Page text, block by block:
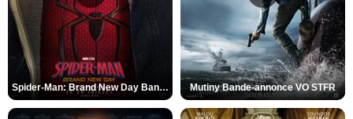
Spider-Man: Brand New Day Bande-annonce VO STFR Mutiny Bande-annonce VO STFR